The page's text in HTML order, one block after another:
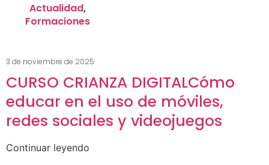
Actualidad,
Formaciones
3 de noviembre de 2025
CURSO CRIANZA DIGITALCómo
educar en el uso de móviles,
redes sociales y videojuegos
Continuar leyendo